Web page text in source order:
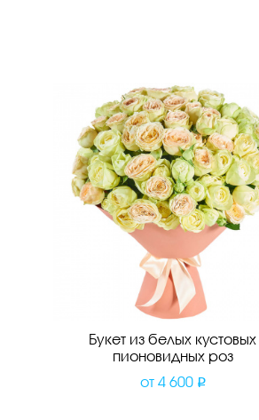
Букет из белых кустовых
пионовидных роз
от 4 600